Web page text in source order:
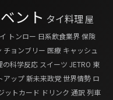
ント タイ料理 屋
トンロー 日系飲食業界 保険
チョンブリー 医療 キャッシュ
の科学反応 スイーツ JETRO 東
アップ新未来政党世界情勢 ロ
ットカード ドリンク 通訳 列車